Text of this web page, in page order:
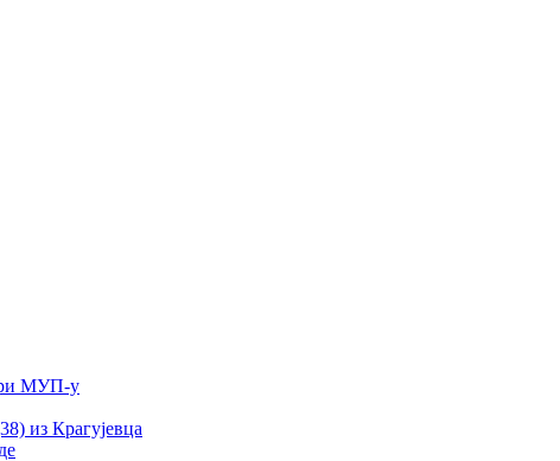
МУП-у
из Крагујевца